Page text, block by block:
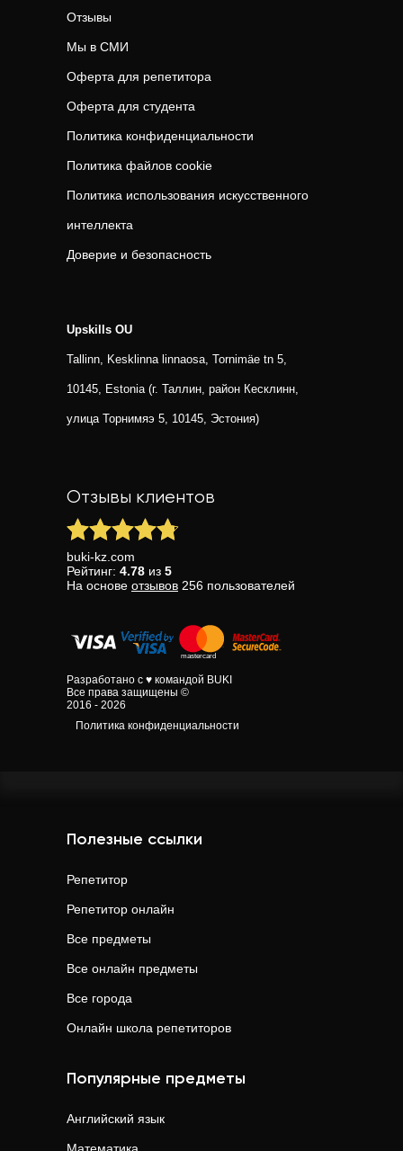
Отзывы
Мы в СМИ
Оферта для репетитора
Оферта для студента
Политика конфиденциальности
Политика файлов cookie
Политика использования искусственного
интеллекта
Доверие и безопасность
Upskills OU
Tallinn, Kesklinna linnaosa, Tornimäe tn 5,
10145, Estonia (г. Таллин, район Кесклинн,
улица Торнимяэ 5, 10145, Эстония)
Отзывы клиентов
buki-kz.com
Рейтинг: 4.78 из 5
На основе отзывов 256 пользователей
Разработано с ♥ командой BUKI
Все права защищены ©
2016 - 2026
Политика конфиденциальности
Полезные ссылки
Репетитор
Репетитор онлайн
Все предметы
Все онлайн предметы
Все города
Онлайн школа репетиторов
Популярные предметы
Английский язык